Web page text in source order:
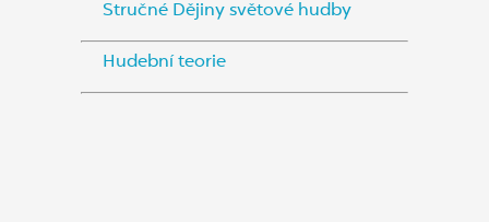
Stručné Dějiny světové hudby
Hudební teorie